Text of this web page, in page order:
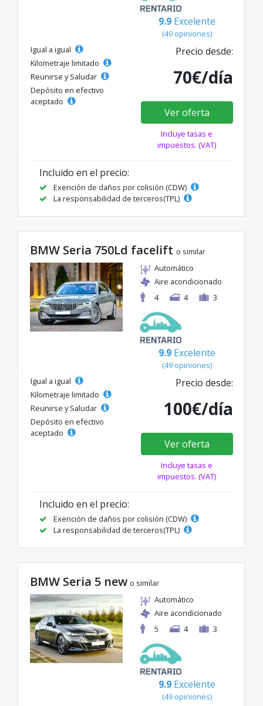
9.9 Excelente
(49 opiniones)
Igual a igual
Kilometraje limitado
Reunirse y Saludar
Depósito en efectivo
aceptado
Precio desde:
70€/día
Ver oferta
Incluye tasas e
impuestos. (VAT)
Incluido en el precio:
Exención de daños por colisión (CDW)
La responsabilidad de terceros(TPL)
BMW Seria 750Ld facelift o similar
Automático
Aire acondicionado
4
4 3
9.9 Excelente
(49 opiniones)
Igual a igual
Kilometraje limitado
Reunirse y Saludar
Depósito en efectivo
aceptado
Precio desde:
100€/día
Ver oferta
Incluye tasas e
impuestos. (VAT)
Incluido en el precio:
Exención de daños por colisión (CDW)
La responsabilidad de terceros(TPL)
BMW Seria 5 new o similar
Automático
Aire acondicionado
5
4 3
9.9 Excelente
(49 opiniones)